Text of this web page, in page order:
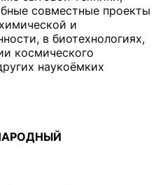
совместные проекты
и
в биотехнологиях,
космического
наукоёмких